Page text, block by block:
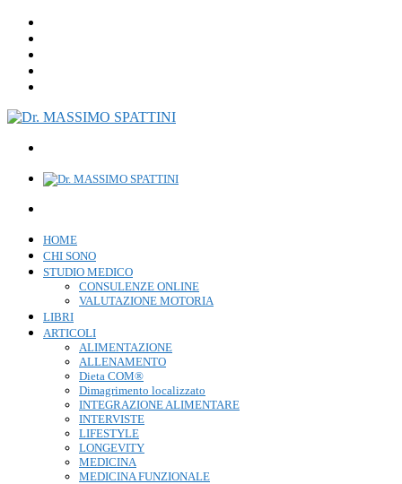
HOME
CHI SONO
STUDIO MEDICO
CONSULENZE ONLINE
VALUTAZIONE MOTORIA
LIBRI
ARTICOLI
ALIMENTAZIONE
ALLENAMENTO
Dieta COM®
Dimagrimento localizzato
INTEGRAZIONE ALIMENTARE
INTERVISTE
LIFESTYLE
LONGEVITY
MEDICINA
MEDICINA FUNZIONALE